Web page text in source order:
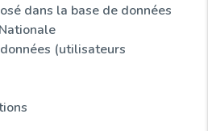
dans la base de données
(utilisateurs